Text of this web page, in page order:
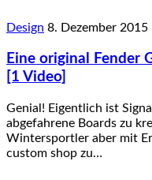
Design 8. Dezember 2015
Eine original Fender
[1 Video]
Genial! Eigentlich ist
abgefahrene Boards zu
Wintersportler aber mit
custom shop zu…